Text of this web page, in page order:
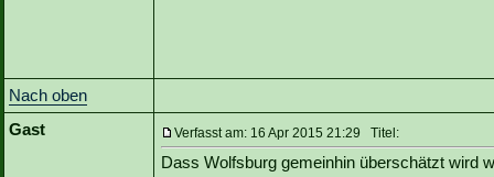
Nach oben
Gast
Verfasst am: 16 Apr 2015 21:29 Titel:
Dass Wolfsburg gemeinhin überschätzt wird